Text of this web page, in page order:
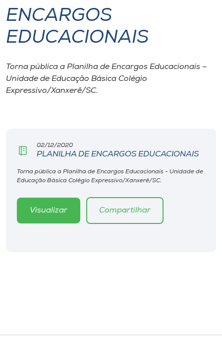
I.nova
Cultura
Editora
Rádio
ENCARGOS
EDUCACIONAIS
Torna pública a Planilha de Encargos Educacionais –
Unidade de Educação Básica Colégio
Expressivo/Xanxerê/SC.
02/12/2020
PLANILHA DE ENCARGOS EDUCACIONAIS
Torna pública a Planilha de Encargos Educacionais - Unidade de
Educação Básica Colégio Expressivo/Xanxerê/SC.
Visualizar Compartilhar